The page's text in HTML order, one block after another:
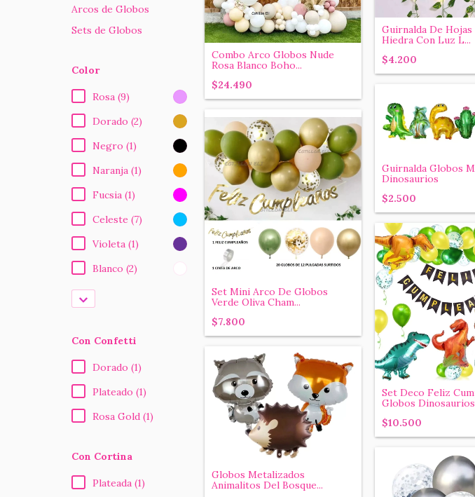
Arcos de Globos
Sets de Globos
Color
Rosa (9)
Dorado (2)
Negro (1)
Naranja (1)
Fucsia (1)
Celeste (7)
Violeta (1)
Blanco (2)
Con Confetti
Dorado (1)
Plateado (1)
Rosa Gold (1)
Con Cortina
Plateada (1)
Combo Arco Globos Nude
Rosa Blanco Boho...
$24.490
Guirnalda De
Hiedra Con Luz L...
$4.200
Set Mini Arco De Globos
Verde Oliva Cham...
$7.800
Guirnalda Globos
Dinosaurios
$2.500
Globos Metalizados
Animalitos Del Bosque...
Set Deco Feliz
Globos
$10.500